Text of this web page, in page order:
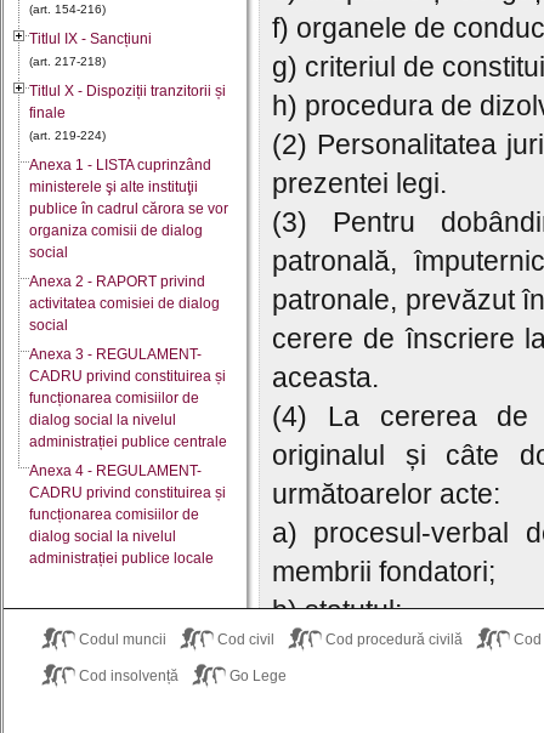
(art. 154-216)
Titlul IX - Sancțiuni
(art. 217-218)
Titlul X - Dispoziții tranzitorii și
finale
(art. 219-224)
Anexa 1 - LISTA cuprinzând
ministerele şi alte instituţii
publice în cadrul cărora se vor
organiza comisii de dialog
social
Anexa 2 - RAPORT privind
activitatea comisiei de dialog
social
Anexa 3 - REGULAMENT-
CADRU privind constituirea și
funcționarea comisiilor de
dialog social la nivelul
administrației publice centrale
Anexa 4 - REGULAMENT-
CADRU privind constituirea și
funcționarea comisiilor de
dialog social la nivelul
administrației publice locale
f) organele de
g) criteriul de
h) procedura de
(2) Personalitatea
prezentei legi.
(3) Pentru
patronală,
patronale, prevăzut
cerere de înscriere
aceasta.
(4) La cererea de
originalul și câte
următoarelor acte:
a) procesul-verbal
membrii fondatori;
b) statutul;
c) lista membrilor
patronale, cu
Codul muncii Cod civil Cod procedură civilă
Cod insolvență Go Lege